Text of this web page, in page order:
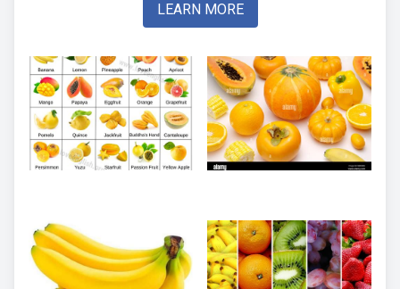
LEARN MORE